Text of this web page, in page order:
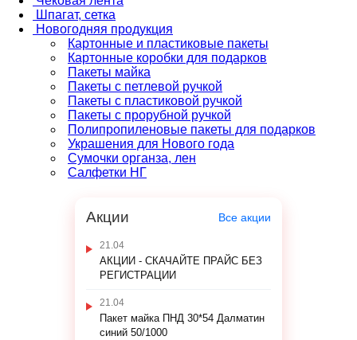
Шпагат, сетка
Новогодняя продукция
Картонные и пластиковые пакеты
Картонные коробки для подарков
Пакеты майка
Пакеты с петлевой ручкой
Пакеты с пластиковой ручкой
Пакеты с прорубной ручкой
Полипропиленовые пакеты для подарков
Украшения для Нового года
Сумочки органза, лен
Салфетки НГ
Акции Все акции
21.04
АКЦИИ - СКАЧАЙТЕ ПРАЙС БЕЗ
РЕГИСТРАЦИИ
21.04
Пакет майка ПНД 30*54 Далматин
синий 50/1000